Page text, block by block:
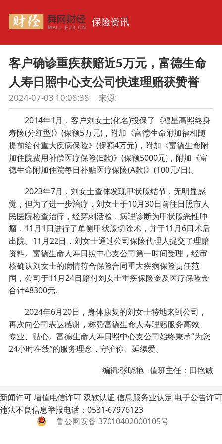
保险资讯
客户确诊重疾获赔近5万元，富德生命
人寿日照中心支公司快速理赔获赞誉
2024-07-03 10:08:38 来源:
2014年1月，客户刘女士(化名)投保了《福星高照终身
寿险(分红型)》(保额5万元)，附加《富德生命附加福相随
提前给付重大疾病保险》(保额4万元)，附加《富德生命附
加住院费用补偿医疗保险(E款)》(保额5000元)，附加《富
德生命附加住院每日补贴医疗保险(A款)》(100元/日)。
2023年7月，刘女士查体发现甲状腺结节，无明显感
觉，但为了进一步治疗，刘女士于10月30日前往日照市人
民医院检查治疗，经穿刺活检，病理诊断为甲状腺恶性肿
瘤，11月1日进行了单侧甲状腺切除术，并于11月6日术后
出院。11月22日，刘女士通过公司保险代理人提交了理赔
资料。富德生命人寿日照中心支公司第一时间受理，经审
核确认刘女士的病情符合保险合同重大疾病保险责任范
围，公司于11月24日赔付刘女士重疾保险金及医疗保险金
合计48300元。
2024年6月20日，身体康复的刘女士特地来到公司，
再次向公司表达感谢，称赞富德生命人寿理赔服务高效、
专业、贴心。富德生命人寿日照中心支公司始终秉承“为您
24小时在线”的服务理念，守护你、延续爱。
编辑:张晓艳 值班主任：田艳敏
新闻许可增值电信许可双软认证 信息服务业认定 电子公告许可
违法不良信息举报电话：0531-67976123
鲁公网安备 37010402000105号